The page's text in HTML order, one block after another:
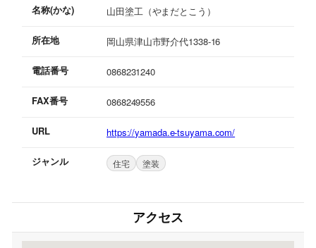
名称(かな) 山田塗工（やまだとこう）
所在地 岡山県津山市野介代1338-16
電話番号 0868231240
FAX番号 0868249556
URL https://yamada.e-tsuyama.com/
ジャンル 住宅 塗装
アクセス